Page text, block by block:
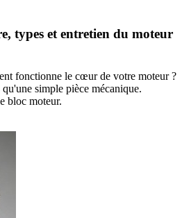
types et entretien du moteur
fonctionne le cœur de votre moteur ?
simple pièce mécanique.
bloc moteur.